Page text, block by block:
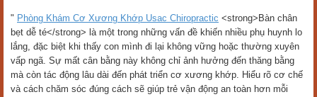
" Phòng Khám Cơ Xương Khớp Usac Chiropractic <strong>Bàn chân
bẹt dễ té</strong> là một trong những vấn đề khiến nhiều phụ huynh lo
lắng, đặc biệt khi thấy con mình đi lại không vững hoặc thường xuyên
vấp ngã. Sự mất cân bằng này không chỉ ảnh hưởng đến thăng bằng
mà còn tác động lâu dài đến phát triển cơ xương khớp. Hiểu rõ cơ chế
và cách chăm sóc đúng cách sẽ giúp trẻ vận động an toàn hơn mỗi